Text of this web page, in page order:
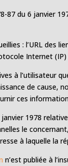
du 6 janvier
: l’URL des
Internet (IP)
à l’utilisateur
de cause,
ces
1978
le
à laquelle la
n’est publiée à